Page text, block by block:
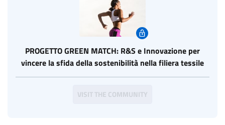
PROGETTO GREEN MATCH: R&S e Innovazione per
vincere la sfida della sostenibilità nella filiera tessile
VISIT THE COMMUNITY